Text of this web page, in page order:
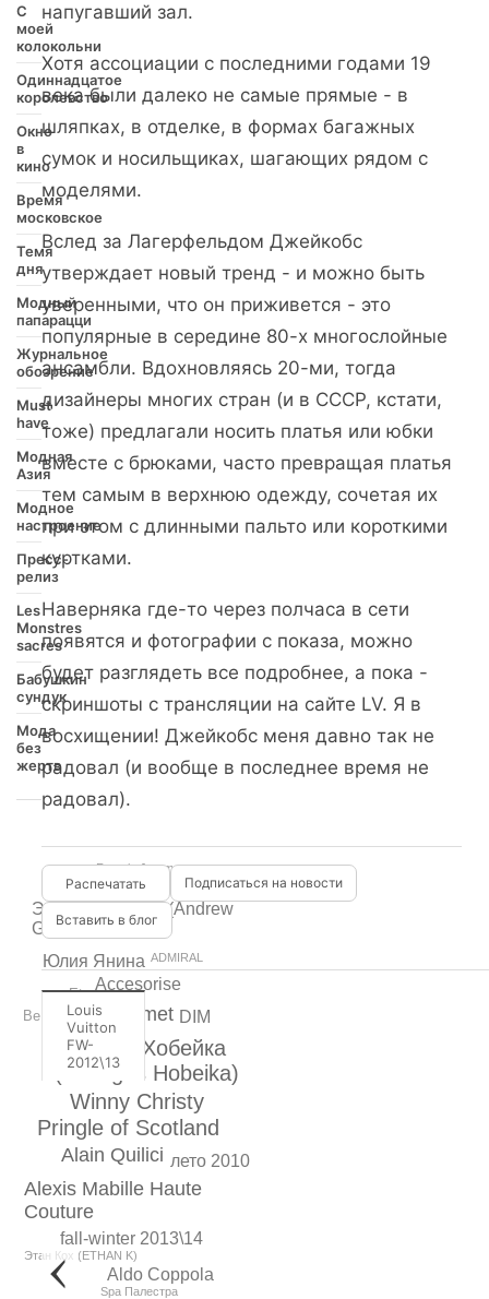
С
моей
колокольни
Одиннадцатое
королевство
Окно
в
кино
Время
московское
Темя
дня
Модный
папарацци
Журнальное
обозрение
Must
have
Модная
Азия
Модное
настроение
Пресс-
релиз
Les
Monstres
sacres
Бабушкин
сундук
Мода
без
жертв
Winny Christy
Pringle of Scotland
Джордж Хобейка
(Georges Hobeika)
Alain Quilici
Chaumet
Alexis Mabille Haute
Couture
Accesorise
fall-winter 2013\14
Юлия Янина
лето 2010
Эндрю Гарфилд (Andrew
Garfield)
DIM
Aldo Coppola
Etro
Be Baby
Этан Кох (ETHAN K)
Spa Палестра
Бари Алибасов
Romain Jerome
ADMIRAL
напугавший зал.
Хотя ассоциации с последними годами 19
века были далеко не самые прямые - в
шляпках, в отделке, в формах багажных
сумок и носильщиках, шагающих рядом с
моделями.
Вслед за Лагерфельдом Джейкобс
утверждает новый тренд - и можно быть
уверенными, что он приживется - это
популярные в середине 80-х многослойные
ансамбли. Вдохновляясь 20-ми, тогда
дизайнеры многих стран (и в СССР, кстати,
тоже) предлагали носить платья или юбки
вместе с брюками, часто превращая платья
тем самым в верхнюю одежду, сочетая их
при этом с длинными пальто или короткими
куртками.
Наверняка где-то через полчаса в сети
появятся и фотографии с показа, можно
будет разглядеть все подробнее, а пока -
скриншоты с трансляции на сайте LV. Я в
восхищении! Джейкобс меня давно так не
радовал (и вообще в последнее время не
радовал).
Подписаться на новости
Вставить в блог
Louis
Vuitton
FW-
2012\13